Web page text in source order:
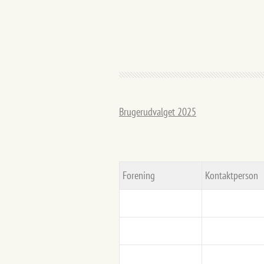
Brugerudvalget 2025
Forening Kontaktperson